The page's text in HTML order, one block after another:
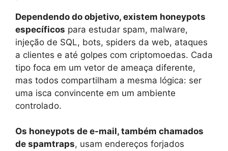
Dependendo do objetivo, existem honeypots
específicos para estudar spam, malware,
injeção de SQL, bots, spiders da web, ataques
a clientes e até golpes com criptomoedas. Cada
tipo foca em um vetor de ameaça diferente,
mas todos compartilham a mesma lógica: ser
uma isca convincente em um ambiente
controlado.
Os honeypots de e-mail, também chamados
de spamtraps, usam endereços forjados